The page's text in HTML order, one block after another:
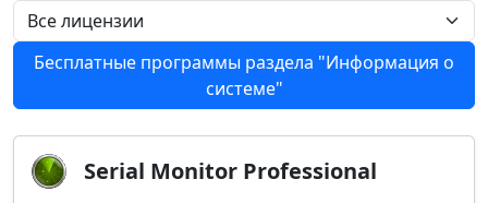
Бесплатные программы раздела "Информация о
системе"
Serial Monitor Professional